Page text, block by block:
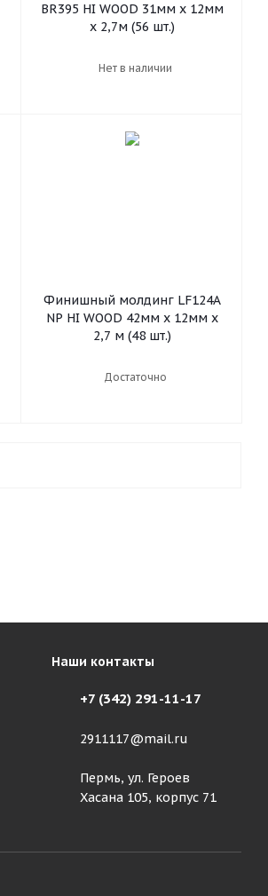
BR395 HI WOOD 31мм х 12мм
х 2,7м (56 шт.)
Нет в наличии
Финишный молдинг LF124A
NP HI WOOD 42мм х 12мм х
2,7 м (48 шт.)
Достаточно
Наши контакты
+7 (342) 291-11-17
2911117@mail.ru
Пермь, ул. Героев
Хасана 105, корпус 71